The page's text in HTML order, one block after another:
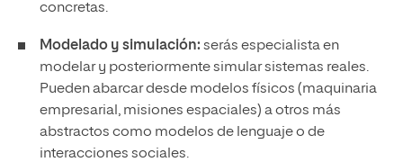
concretas.
Modelado y simulación: serás especialista en
modelar y posteriormente simular sistemas reales.
Pueden abarcar desde modelos físicos (maquinaria
empresarial, misiones espaciales) a otros más
abstractos como modelos de lenguaje o de
interacciones sociales.